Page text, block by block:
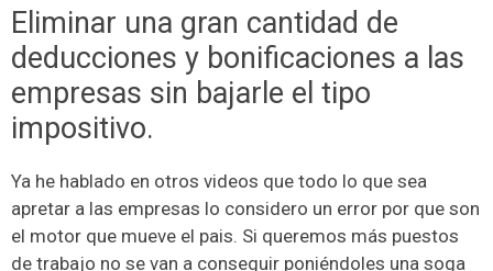
Eliminar una gran cantidad de
deducciones y bonificaciones a las
empresas sin bajarle el tipo
impositivo.
Ya he hablado en otros videos que todo lo que sea
apretar a las empresas lo considero un error por que son
el motor que mueve el pais. Si queremos más puestos
de trabajo no se van a conseguir poniéndoles una soga